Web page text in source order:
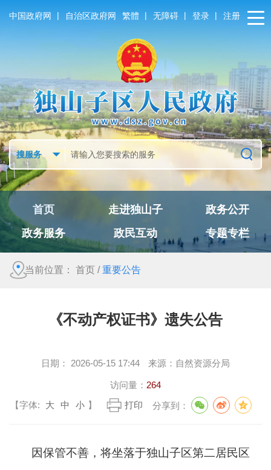
中国政府网 | 自治区政府网 繁體 | 无障碍 | 登录 | 注册
首页 走进独山子
政务公开
政务服务
政民互动 专题专栏
当前位置： 首页 /重要公告
《不动产权证书》遗失公告
日期： 2026-05-15 17:44 来源： 自然资源分局
访问量： 264
【字体:
大 中 小 】 打印 分享到：
因保管不善，将坐落于独山子区第二居民区